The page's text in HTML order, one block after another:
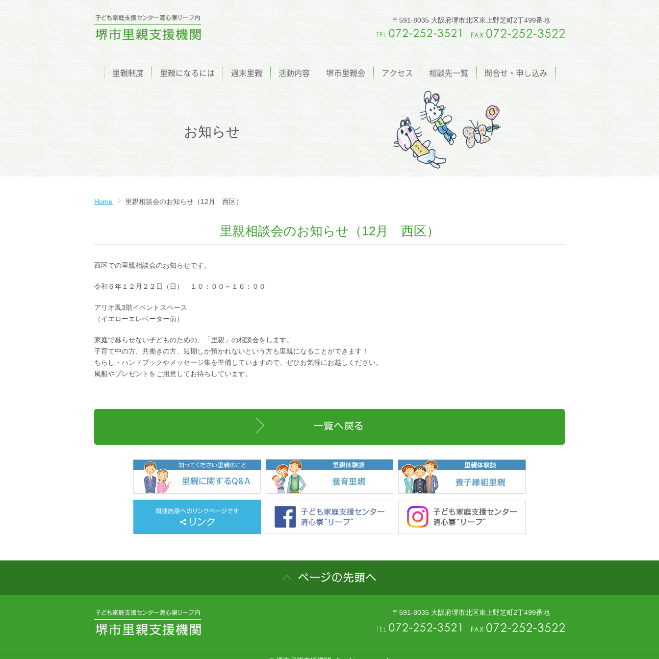
〒591-8035 大阪府堺市北区東上野芝町2丁499番地
里親制度 里親になるには 週末里親 活動内容 堺市里親会 アクセス 相談先一覧 問合せ・申し込み
お知らせ
Home 里親相談会のお知らせ（12月 西区）
里親相談会のお知らせ（12月 西区）
西区での里親相談会のお知らせです。
令和６年１２月２２日（日） １０：００～１６：００
アリオ鳳3階イベントスペース
（イエローエレベーター前）
家庭で暮らせない子どものための、「里親」の相談会をします。
子育て中の方、共働きの方、短期しか預かれないという方も里親になることができます！
ちらし・ハンドブックやメッセージ集を準備していますので、ぜひお気軽にお越しください。
風船やプレゼントをご用意してお待ちしています。
〒591-8035 大阪府堺市北区東上野芝町2丁499番地